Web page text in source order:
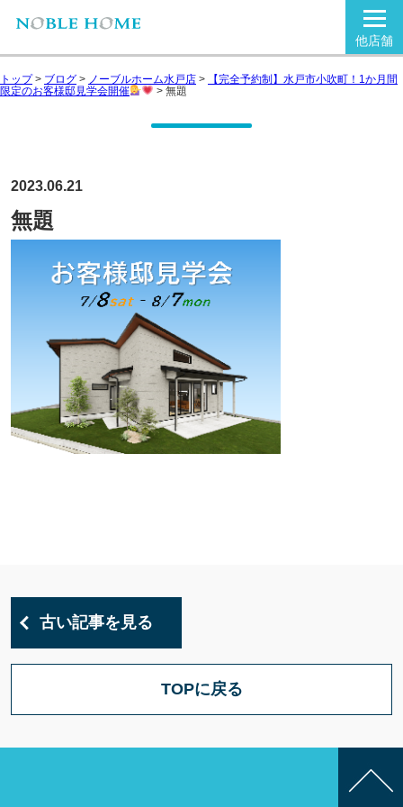
他店舗
トップ> ブログ > ノーブルホーム水戸店 >
【完全予約制】水戸市小吹町！1か月間
限定のお客様邸見学会開催
>無題
2023.06.21
無題
古い記事を見る
TOPに戻る